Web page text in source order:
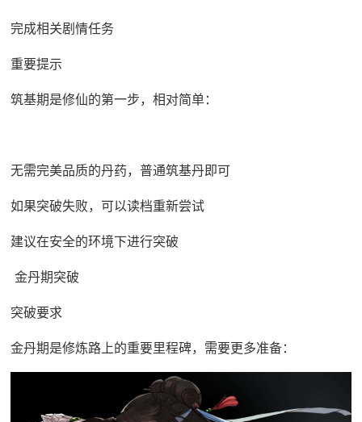
完成相关剧情任务
重要提示
筑基期是修仙的第一步，相对简单：
无需完美品质的丹药，普通筑基丹即可
如果突破失败，可以读档重新尝试
建议在安全的环境下进行突破
金丹期突破
突破要求
金丹期是修炼路上的重要里程碑，需要更多准备：